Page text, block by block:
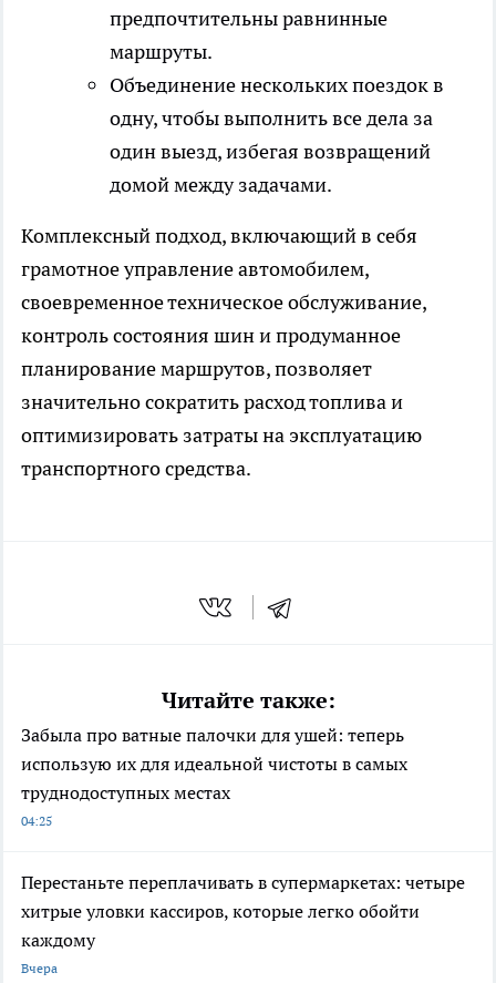
предпочтительны равнинные
маршруты.
Объединение нескольких поездок в
одну, чтобы выполнить все дела за
один выезд, избегая возвращений
домой между задачами.
Комплексный подход, включающий в себя
грамотное управление автомобилем,
своевременное техническое обслуживание,
контроль состояния шин и продуманное
планирование маршрутов, позволяет
значительно сократить расход топлива и
оптимизировать затраты на эксплуатацию
транспортного средства.
Читайте также:
Забыла про ватные палочки для ушей: теперь
использую их для идеальной чистоты в самых
труднодоступных местах
04:25
Перестаньте переплачивать в супермаркетах: четыре
хитрые уловки кассиров, которые легко обойти
каждому
Вчера